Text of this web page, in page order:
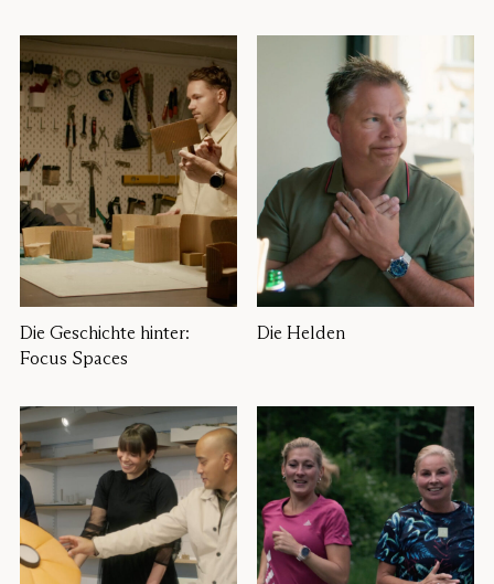
Die Geschichte hinter:
Focus Spaces
Die Helden